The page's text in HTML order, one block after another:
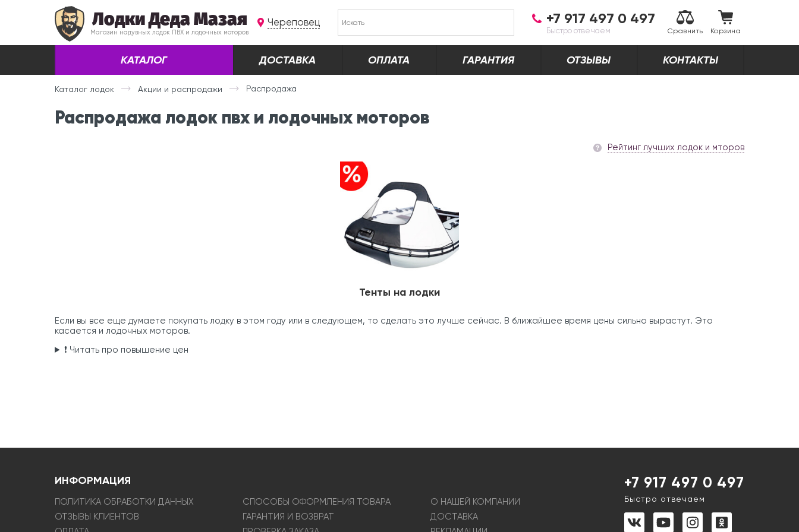
Лодки Деда Мазая
Магазин надувных лодок ПВХ и лодочных моторов
Череповец +7 917 497 0 497
Быстро отвечаем Сравнить Корзина
КАТАЛОГ ДОСТАВКА ОПЛАТА ГАРАНТИЯ ОТЗЫВЫ КОНТАКТЫ
Каталог лодок Акции и распродажи Распродажа
Распродажа лодок пвх и лодочных моторов
Рейтинг лучших лодок и мторов
Тенты на лодки
Если вы все еще думаете покупать лодку в этом году или в следующем, то сделать это лучше сейчас. В ближайшее время цены сильно вырастут. Это
касается и лодочных моторов.
❗ Читать про повышение цен
ИНФОРМАЦИЯ
ПОЛИТИКА ОБРАБОТКИ ДАННЫХ СПОСОБЫ ОФОРМЛЕНИЯ ТОВАРА
О НАШЕЙ КОМПАНИИ
ОТЗЫВЫ КЛИЕНТОВ
ГАРАНТИЯ И ВОЗВРАТ
ДОСТАВКА
+7 917 497 0 497
Быстро отвечаем